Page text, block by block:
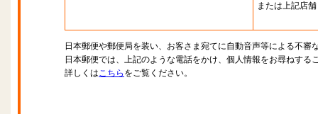
または上記店舗
日本郵便や郵便局を装い、お客さま宛てに自動音声等による不審
日本郵便では、上記のような電話をかけ、個人情報をお尋ねする
詳しくはこちら をご覧ください。